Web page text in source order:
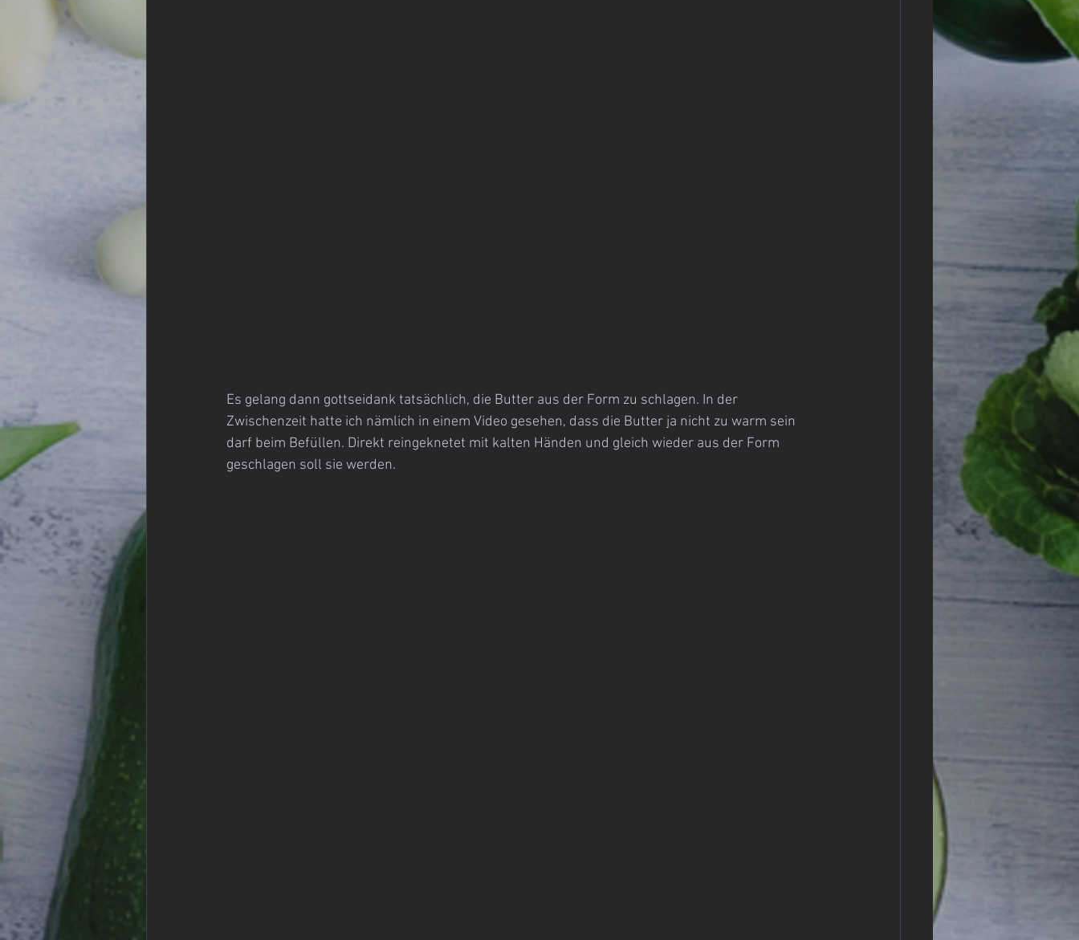
Es gelang dann gottseidank tatsächlich, die Butter aus der Form zu schlagen. In der
Zwischenzeit hatte ich nämlich in einem Video gesehen, dass die Butter ja nicht zu warm sein
darf beim Befüllen. Direkt reingeknetet mit kalten Händen und gleich wieder aus der Form
geschlagen soll sie werden.